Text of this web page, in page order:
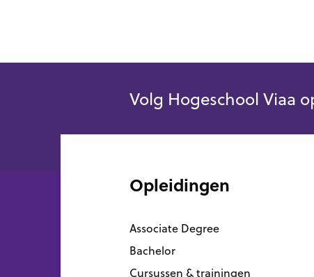
Volg Hogeschool Viaa
Opleidingen
Associate Degree
Bachelor
Cursussen & trainingen